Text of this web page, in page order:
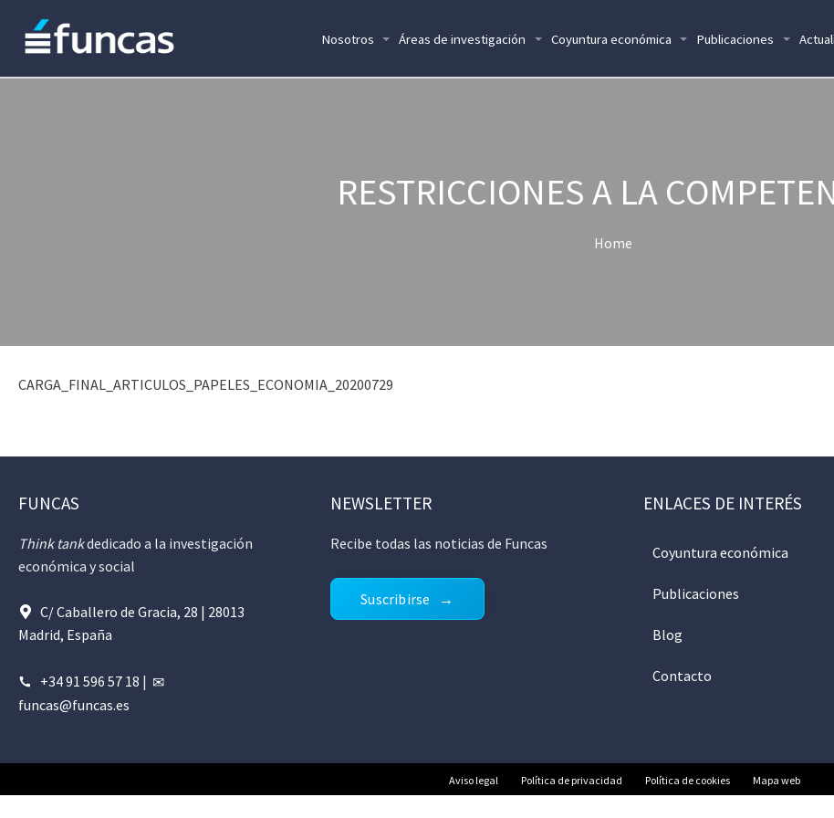
Nosotros Áreas de investigación Coyuntura económica Publicaciones
RESTRICCIONES A LA
Home
CARGA_FINAL_ARTICULOS_PAPELES_ECONOMIA_20200729
FUNCAS
Think tankdedicado a la investigación
económica y social
C/ Caballero de Gracia, 28 | 28013
Madrid, España
+34 91 596 57 18 |
funcas@funcas.es
NEWSLETTER
Recibe todas las noticias de Funcas
Suscribirse
ENLACES DE INTERÉS
Coyuntura económica
Publicaciones
Blog
Contacto
Aviso legal Política de privacidad Política de cookies Mapa web